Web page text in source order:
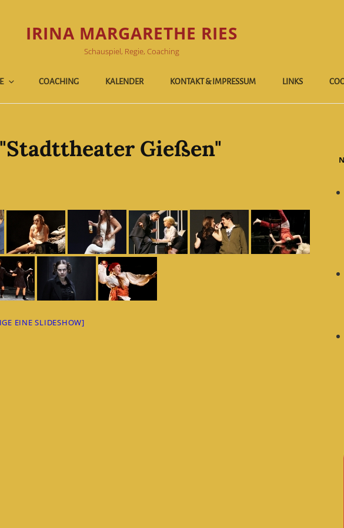
IRINA MARGARETHE RIES
Schauspiel, Regie, Coaching
COACHING KALENDER KONTAKT & IMPRESSUM LINKS
Gießen"
EINE SLIDESHOW]